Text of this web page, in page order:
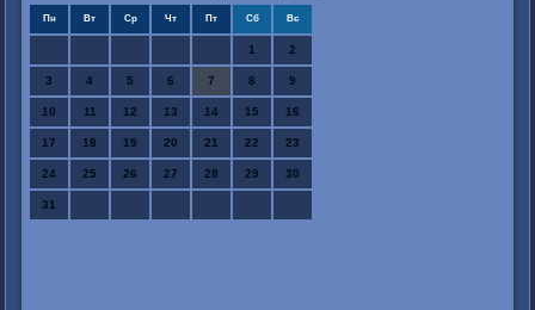
Пн Вт Ср Чт Пт Сб Вс
1 2
3 4 5 6 7 8 9
10 11 12 13 14 15 16
17 18 19 20 21 22 23
24 25 26 27 28 29 30
31